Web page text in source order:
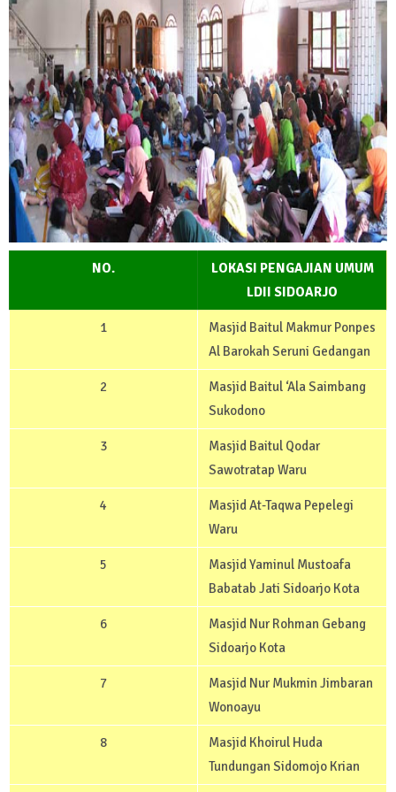
NO.
LOKASI PENGAJIAN UMUM
LDII SIDOARJO
1
Masjid Baitul Makmur Ponpes
Al Barokah Seruni Gedangan
2
Masjid Baitul ‘Ala Saimbang
Sukodono
3
Masjid Baitul Qodar
Sawotratap Waru
4
Masjid At-Taqwa Pepelegi
Waru
5
Masjid Yaminul Mustoafa
Babatab Jati Sidoarjo Kota
6
Masjid Nur Rohman Gebang
Sidoarjo Kota
7
Masjid Nur Mukmin Jimbaran
Wonoayu
8
Masjid Khoirul Huda
Tundungan Sidomojo Krian